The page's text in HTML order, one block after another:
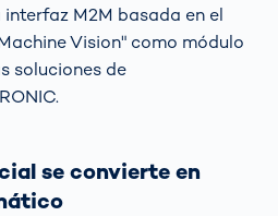
M2M basada en el
Vision" como módulo
soluciones de
se convierte en